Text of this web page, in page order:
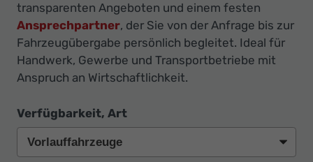
transparenten Angeboten und einem festen
Ansprechpartner, der Sie von der Anfrage bis zur
Fahrzeugübergabe persönlich begleitet. Ideal für
Handwerk, Gewerbe und Transportbetriebe mit
Anspruch an Wirtschaftlichkeit.
Verfügbarkeit, Art